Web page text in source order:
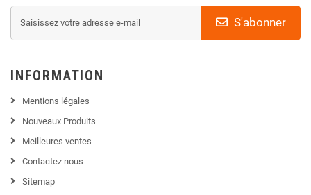
S'abonner
INFORMATION
Mentions légales
Nouveaux Produits
Meilleures ventes
Contactez nous
Sitemap